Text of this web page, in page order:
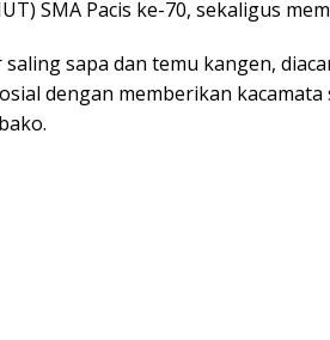
SMA Pacis ke-70, sekaligus
saling sapa dan temu kangen,
dengan memberikan